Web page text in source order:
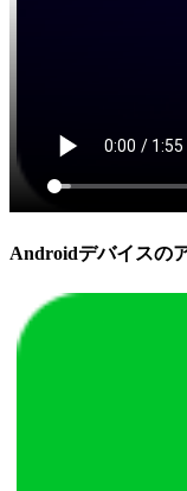
Androidデバイスの